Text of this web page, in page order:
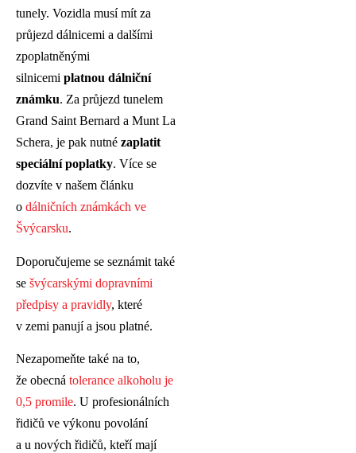
tunely. Vozidla musí mít za
průjezd dálnicemi a dalšími
zpoplatněnými
silnicemi platnou dálniční
známku. Za průjezd tunelem
Grand Saint Bernard a Munt La
Schera, je pak nutné zaplatit
speciální poplatky. Více se
dozvíte v našem článku
o dálničních známkách ve
Švýcarsku.
Doporučujeme se seznámit také
se švýcarskými dopravními
předpisy a pravidly, které
v zemi panují a jsou platné.
Nezapomeňte také na to,
že obecná tolerance alkoholu je
0,5 promile. U profesionálních
řidičů ve výkonu povolání
a u nových řidičů, kteří mají